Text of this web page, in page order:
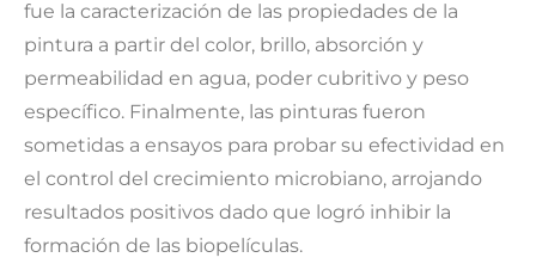
fue la caracterización de las propiedades de la
pintura a partir del color, brillo, absorción y
permeabilidad en agua, poder cubritivo y peso
específico. Finalmente, las pinturas fueron
sometidas a ensayos para probar su efectividad en
el control del crecimiento microbiano, arrojando
resultados positivos dado que logró inhibir la
formación de las biopelículas.